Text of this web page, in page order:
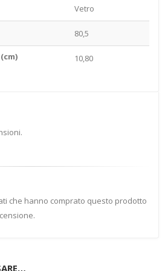
Vetro
80,5
10,80
che hanno comprato questo prodotto